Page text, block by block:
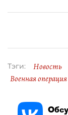
Тэги: Новость
Военная операция